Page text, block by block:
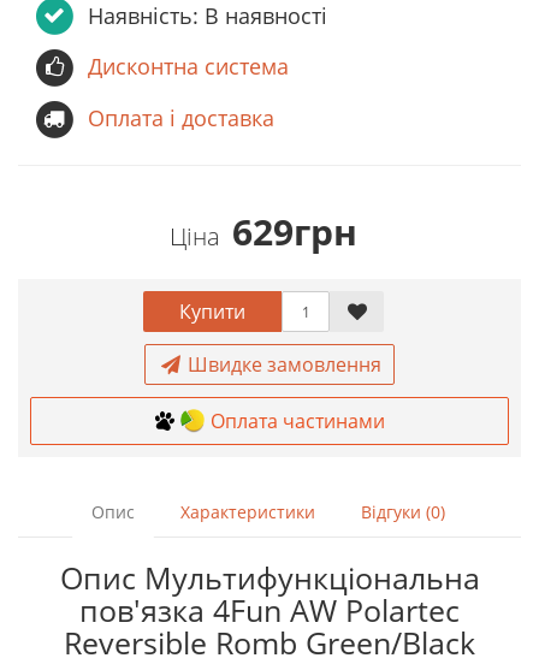
Наявність: В наявності
Дисконтна система
Оплата і доставка
Ціна 629грн
Купити
Швидке замовлення
Оплата частинами
Опис Характеристики Відгуки (0)
Опис Мультифункціональна
пов'язка 4Fun AW Polartec
Reversible Romb Green/Black